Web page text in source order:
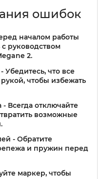
ошибок
началом работы
с руководством
2.
- Убедитесь, что все
чтобы избежать
- Всегда отключайте
возможные
- Обратите
и пружин перед
маркер, чтобы